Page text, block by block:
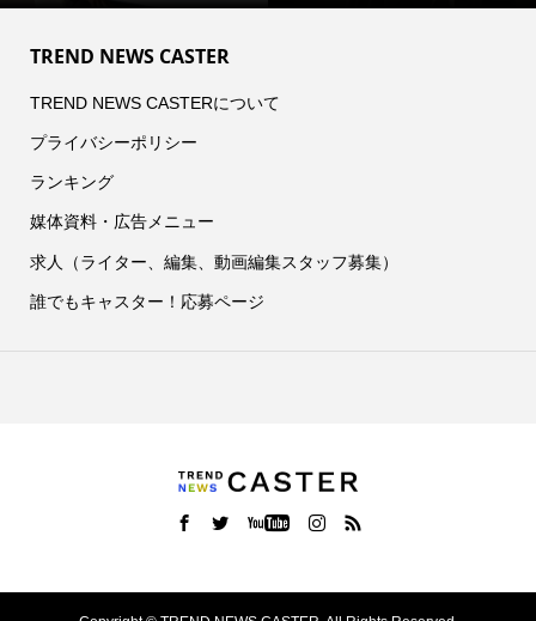
TREND NEWS CASTER
TREND NEWS CASTERについて
プライバシーポリシー
ランキング
媒体資料・広告メニュー
求人（ライター、編集、動画編集スタッフ募集）
誰でもキャスター！応募ページ